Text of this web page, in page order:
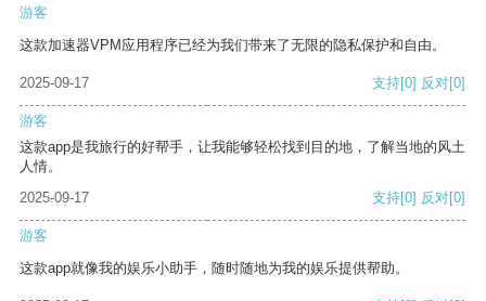
游客
这款加速器VPM应用程序已经为我们带来了无限的隐私保护和自由。
2025-09-17 支持[0] 反对[0]
游客
这款app是我旅行的好帮手，让我能够轻松找到目的地，了解当地的风土
人情。
2025-09-17
支持[0] 反对[0]
游客
这款app就像我的娱乐小助手，随时随地为我的娱乐提供帮助。